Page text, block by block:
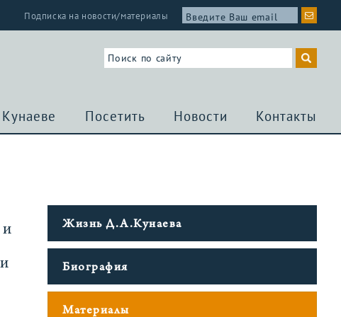
Подписка на новости/материалы
Посетить Новости Контакты
Жизнь Д.А.Кунаева
Биография
Материалы